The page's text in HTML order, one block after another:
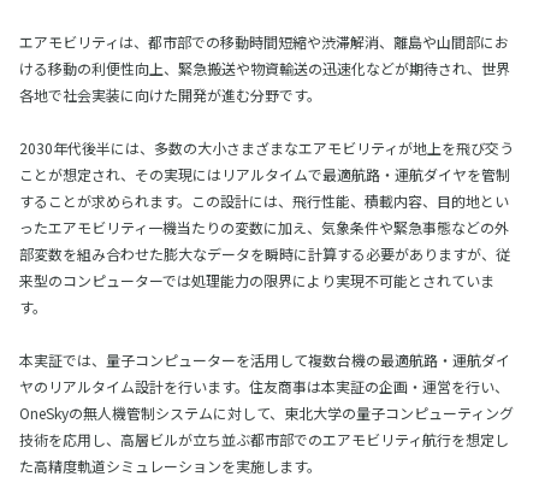
エアモビリティは、都市部での移動時間短縮や渋滞解消、離島や山間部にお
ける移動の利便性向上、緊急搬送や物資輸送の迅速化などが期待され、世界
各地で社会実装に向けた開発が進む分野です。
2030年代後半には、多数の大小さまざまなエアモビリティが地上を飛び交う
ことが想定され、その実現にはリアルタイムで最適航路・運航ダイヤを管制
することが求められます。この設計には、飛行性能、積載内容、目的地とい
ったエアモビリティ一機当たりの変数に加え、気象条件や緊急事態などの外
部変数を組み合わせた膨大なデータを瞬時に計算する必要がありますが、従
来型のコンピューターでは処理能力の限界により実現不可能とされていま
す。
本実証では、量子コンピューターを活用して複数台機の最適航路・運航ダイ
ヤのリアルタイム設計を行います。住友商事は本実証の企画・運営を行い、
OneSkyの無人機管制システムに対して、東北大学の量子コンピューティング
技術を応用し、高層ビルが立ち並ぶ都市部でのエアモビリティ航行を想定し
た高精度軌道シミュレーションを実施します。